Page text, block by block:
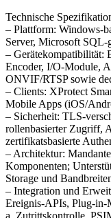
Technische
– Plattform: Windows-
Server, Microsoft SQL-
– Gerätekompatibilität:
Encoder, I/O-Module,
ONVIF/RTSP sowie
– Clients: XProtect
Mobile Apps (iOS/
– Sicherheit: TLS-
rollenbasierter Zugriff,
zertifikatsbasierte
– Architektur:
Komponenten;
Storage und
– Integration und
Ereignis-APIs, Plug-in-
a. Zutrittskontrolle,